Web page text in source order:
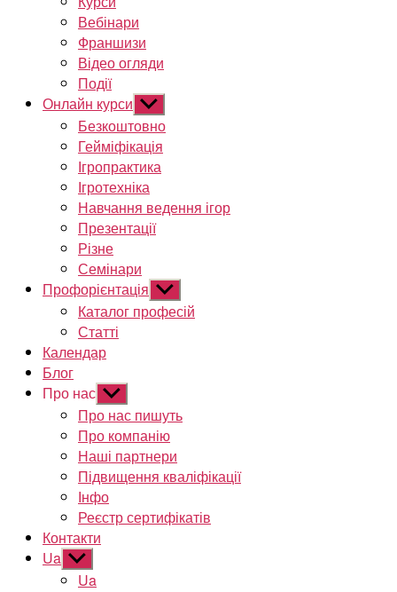
Вебінари
Франшизи
Відео огляди
Події
Онлайн курси Показати
підменю
Безкоштовно
Гейміфікація
Ігропрактика
Ігротехніка
Навчання ведення ігор
Презентації
Різне
Семінари
Профорієнтація Показати
підменю
Каталог професій
Статті
Календар
Блог
Про нас Показати
підменю
Про нас пишуть
Про компанію
Наші партнери
Підвищення кваліфікації
Інфо
Реєстр сертифікатів
Контакти
Ua Показати
підменю
Ua